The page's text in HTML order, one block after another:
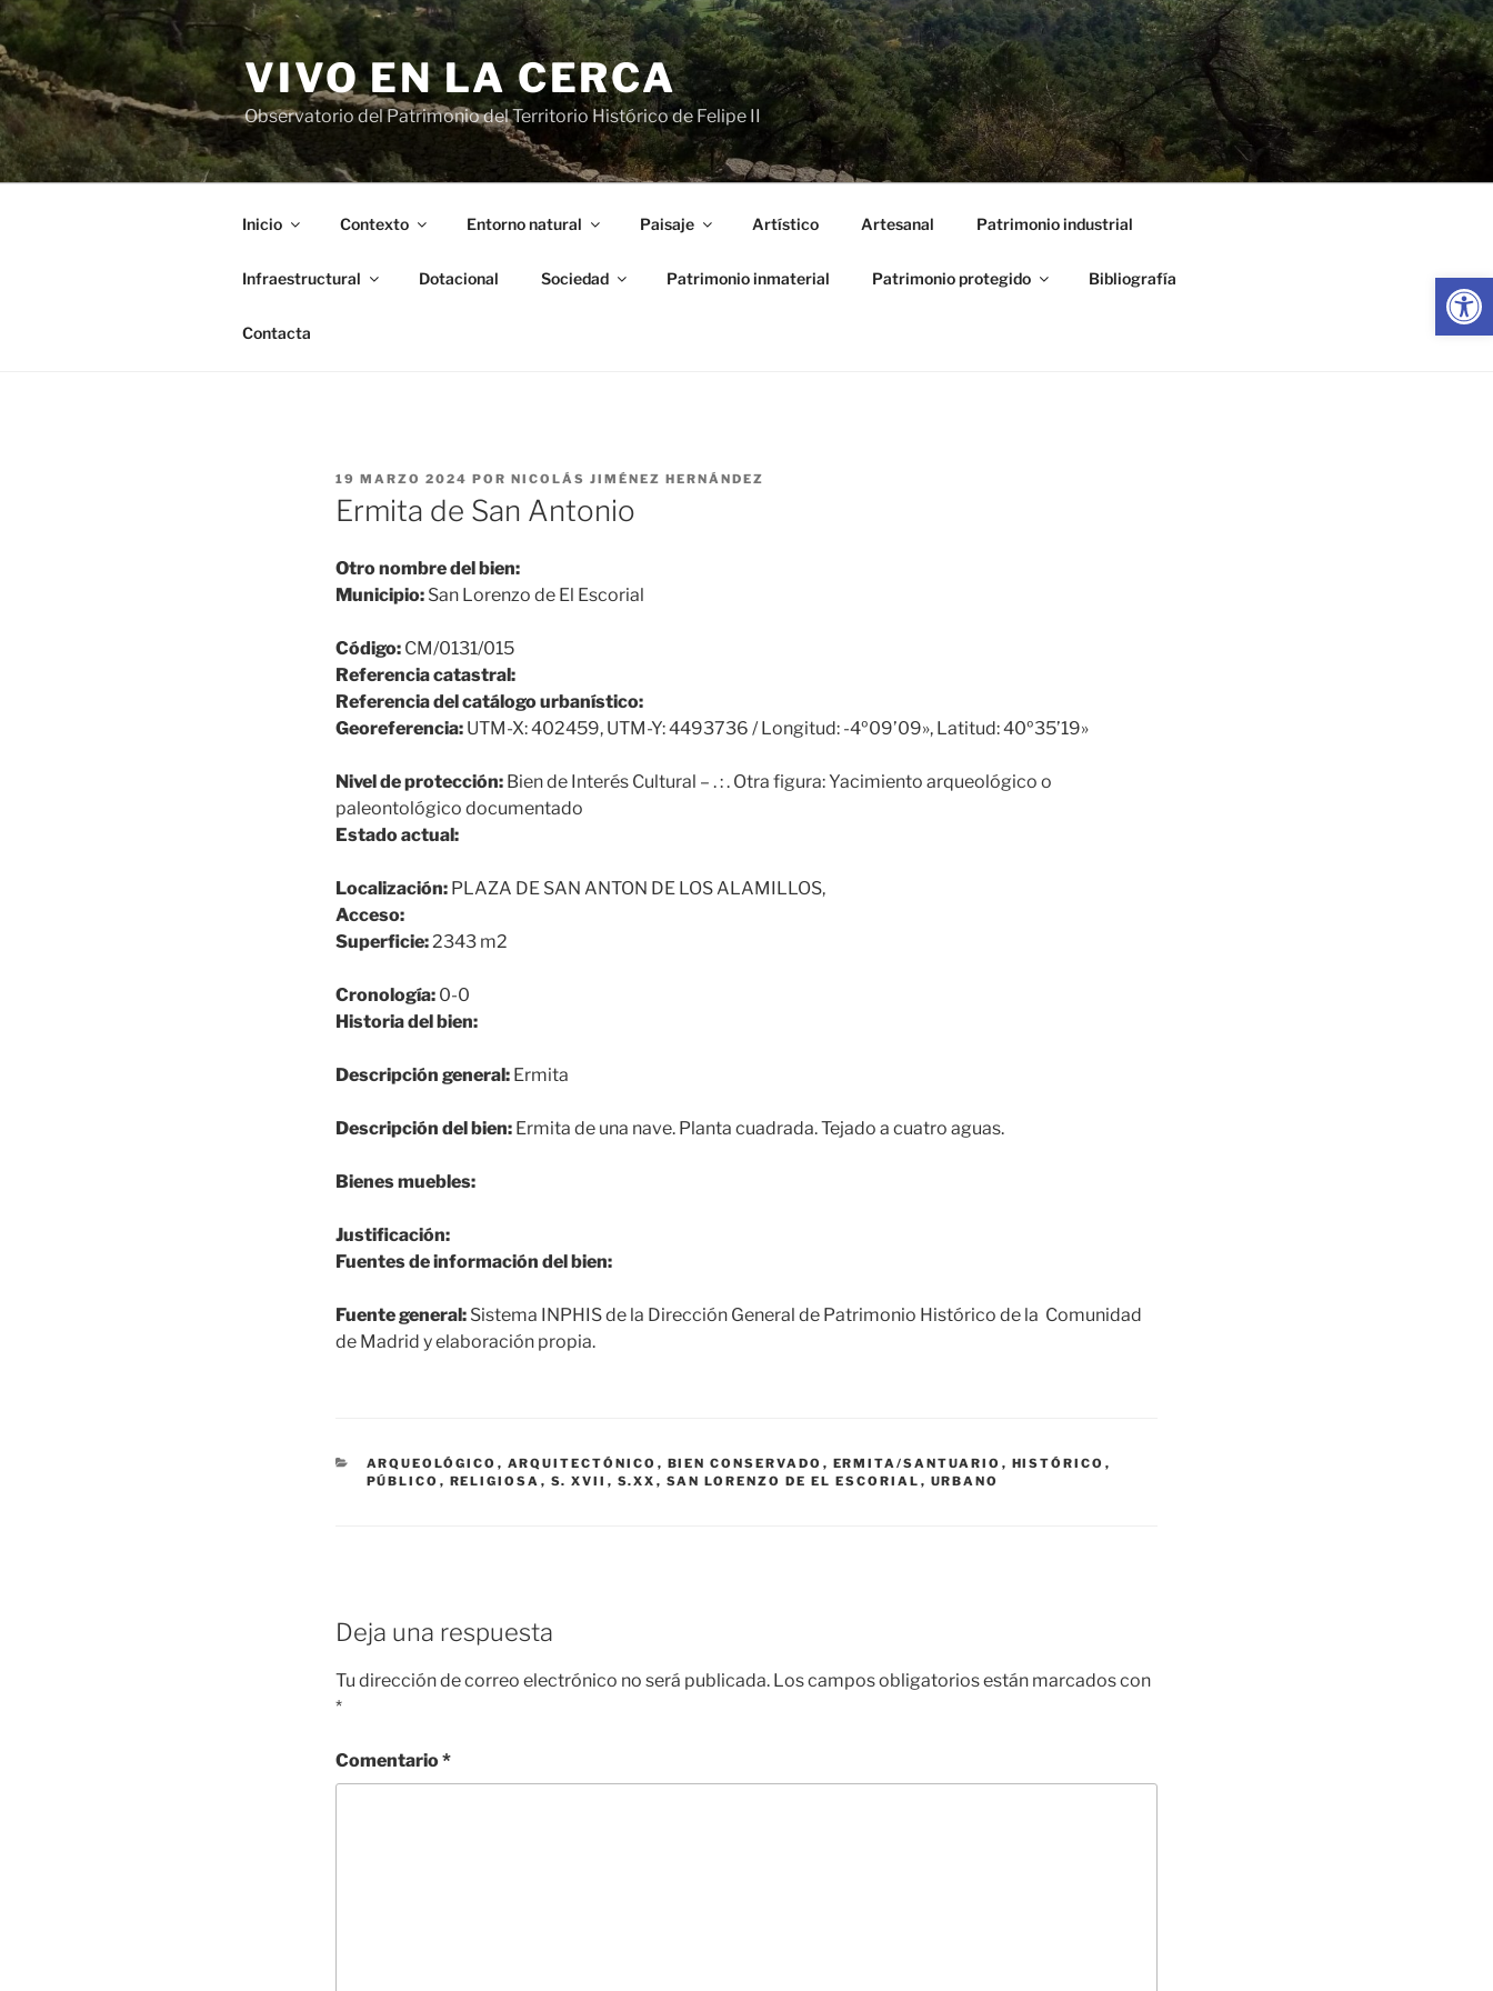
Abrir
Saltar
al
contenido
VIVO EN LA CERCA
Observatorio del Patrimonio del Territorio Histórico de Felipe II
Inicio Contexto Entorno natural Paisaje Artístico Artesanal Patrimonio industrial
Infraestructural Dotacional Sociedad Patrimonio inmaterial Patrimonio protegido Bibliografía
Contacta
PUBLICADO
EL
19 MARZO 2024 POR NICOLÁS JIMÉNEZ HERNÁNDEZ
Ermita de San Antonio
Otro nombre del bien:
Municipio: San Lorenzo de El Escorial
Código: CM/0131/015
Referencia catastral:
Referencia del catálogo urbanístico:
Georeferencia: UTM-X: 402459, UTM-Y: 4493736 / Longitud: -4º09’09», Latitud: 40º35’19»
Nivel de protección: Bien de Interés Cultural – . : . Otra figura: Yacimiento arqueológico o
paleontológico documentado
Estado actual:
Localización: PLAZA DE SAN ANTON DE LOS ALAMILLOS,
Acceso:
Superficie:2343 m2
Cronología: 0-0
Historia del bien:
Descripción general: Ermita
Descripción del bien: Ermita de una nave. Planta cuadrada. Tejado a cuatro aguas.
Bienes muebles:
Justificación:
Fuentes de información del bien:
Fuente general: Sistema INPHIS de la Dirección General de Patrimonio Histórico de la Comunidad
de Madrid y elaboración propia.
CATEGORÍAS
ARQUEOLÓGICO , ARQUITECTÓNICO , BIEN CONSERVADO , ERMITA/SANTUARIO , HISTÓRICO ,
PÚBLICO , RELIGIOSA , S. XVII , S.XX , SAN LORENZO DE EL ESCORIAL , URBANO
Deja una respuesta
Tu dirección de correo electrónico no será publicada. Los campos obligatorios están marcados con
*
Comentario*